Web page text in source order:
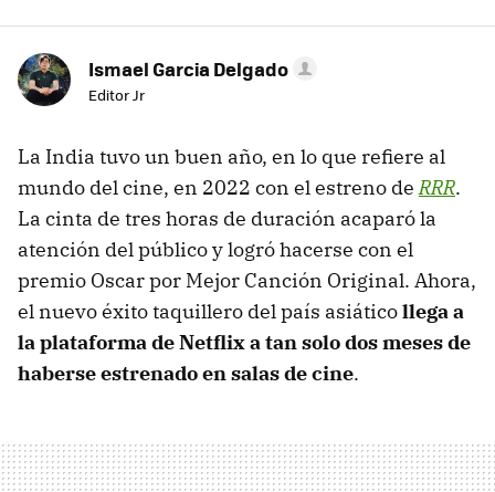
Ismael Garcia Delgado
Editor Jr
La India tuvo un buen año, en lo que refiere al
mundo del cine, en 2022 con el estreno deRRR.
La cinta de tres horas de duración acaparó la
atención del público y logró hacerse con el
premio Oscar por Mejor Canción Original. Ahora,
el nuevo éxito taquillero del país asiáticollega a
la plataforma de Netflix a tan solo dos meses de
haberse estrenado en salas de cine.